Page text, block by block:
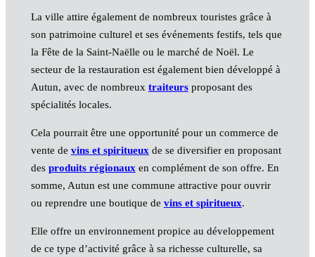
La ville attire également de nombreux touristes grâce à
son patrimoine culturel et ses événements festifs, tels que
la Fête de la Saint-Naëlle ou le marché de Noël. Le
secteur de la restauration est également bien développé à
Autun, avec de nombreux traiteursproposant des
spécialités locales.
Cela pourrait être une opportunité pour un commerce de
vente de vins et spiritueux de se diversifier en proposant
des produits régionaux en complément de son offre. En
somme, Autun est une commune attractive pour ouvrir
ou reprendre une boutique de vins et spiritueux.
Elle offre un environnement propice au développement
de ce type d’activité grâce à sa richesse culturelle, sa